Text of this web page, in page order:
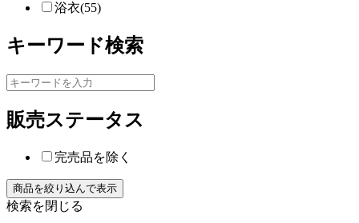
浴衣(55)
キーワード検索
販売ステータス
完売品を除く
検索を閉じる